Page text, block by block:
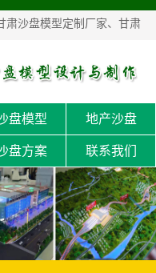
肃沙盘模型定制厂家、甘肃
盘模型 地产沙盘
盘方案 联系我们